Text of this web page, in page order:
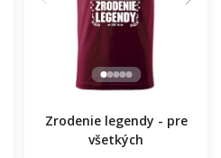
Zrodenie legendy - pre
všetkých